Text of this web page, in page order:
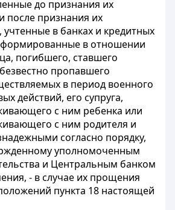
до признания их
после признания их
в банках и кредитных
в отношении
погибшего, ставшего
пропавшего
в период военного
действий, его супруга,
с ним ребенка или
с ним родителя и
согласно порядку,
уполномоченным
и Центральным банком
- в случае их прощения
пункта 18 настоящей